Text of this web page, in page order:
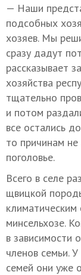
— Наши
подсобных
хозяев. Мы
сразу дадут
рассказывает
хозяйства
тщательно
и потом
все остались
то причинам
поголовье.
Всего в селе
щвицкой
минсельхозе.
в зависимости
членов семьи.
семей они уже